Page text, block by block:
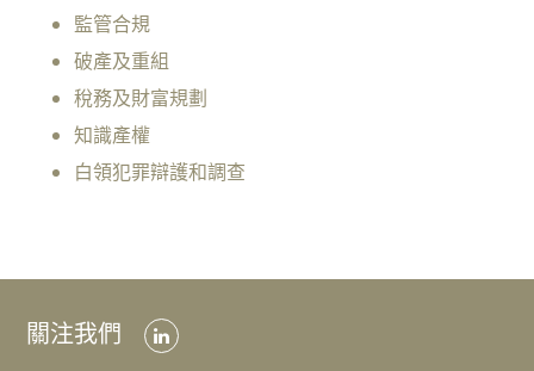
監管合規
破產及重組
稅務及財富規劃
知識產權
白領犯罪辯護和調查
關注我們
國
際
貿
易
訴
訟
決
商